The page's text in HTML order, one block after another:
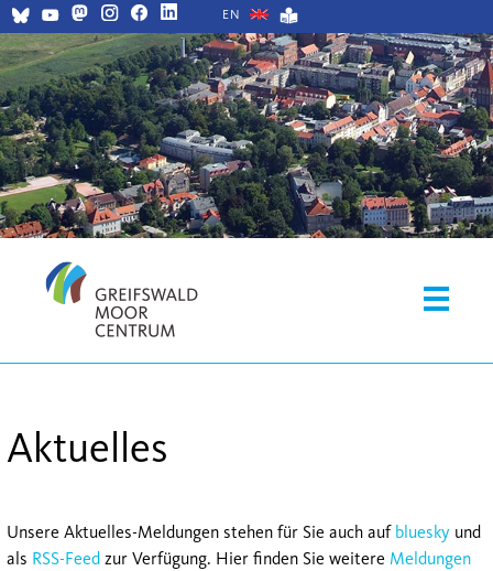
EN
Aktuelles
Unsere Aktuelles-Meldungen stehen für Sie auch auf bluesky und
als RSS-Feed zur Verfügung. Hier finden Sie weitere Meldungen